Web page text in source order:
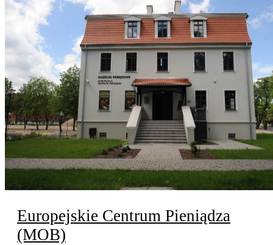
Europejskie Centrum Pieniądza
(MOB)